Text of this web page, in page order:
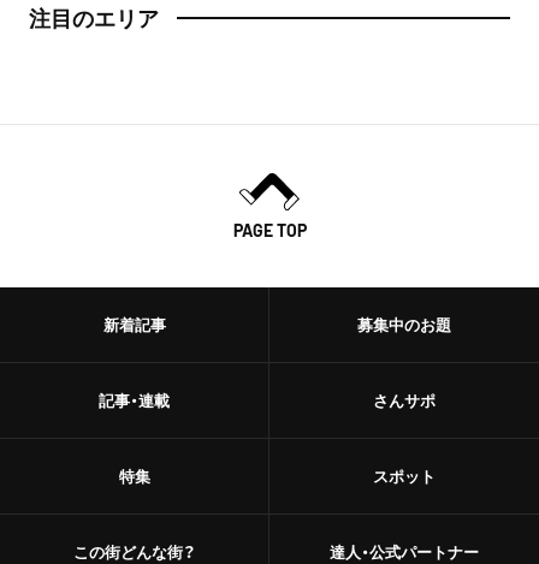
注目のエリア
PAGE TOP
新着記事
記事・連載
特集
この街どんな街？
募集中のお題
さんサポ
スポット
達人・公式パートナー